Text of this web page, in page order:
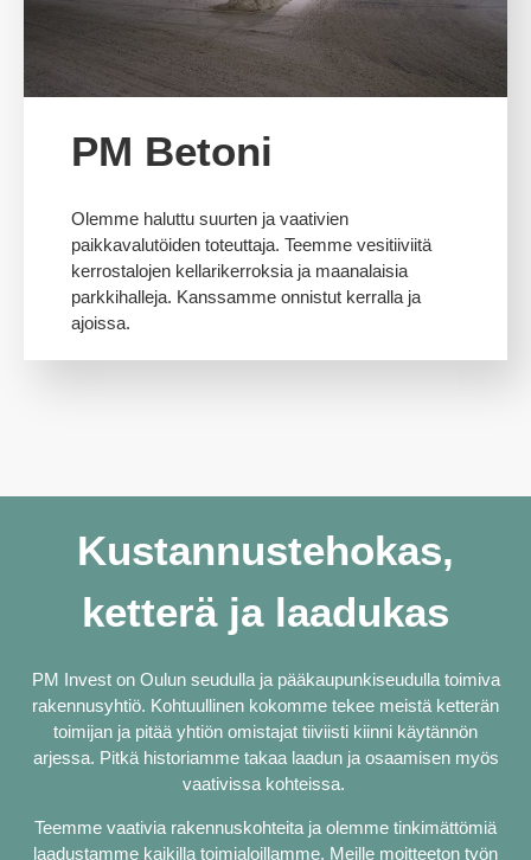
PM Betoni
Olemme haluttu suurten ja vaativien
paikkavalutöiden toteuttaja. Teemme vesitiiviitä
kerrostalojen kellarikerroksia ja maanalaisia
parkkihalleja. Kanssamme onnistut kerralla ja
ajoissa.
Kustannustehokas,
ketterä ja laadukas
PM Invest on Oulun seudulla ja pääkaupunkiseudulla toimiva
rakennusyhtiö. Kohtuullinen kokomme tekee meistä ketterän
toimijan ja pitää yhtiön omistajat tiiviisti kiinni käytännön
arjessa. Pitkä historiamme takaa laadun ja osaamisen myös
vaativissa kohteissa.
Teemme vaativia rakennuskohteita ja olemme tinkimättömiä
laadustamme kaikilla toimialoillamme. Meille moitteeton työn